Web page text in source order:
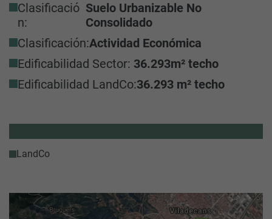
Clasificació
n:
Suelo Urbanizable No
Consolidado
Clasificación:Actividad Económica
Edificabilidad Sector: 36.293m² techo
Edificabilidad LandCo:36.293 m² techo
LandCo